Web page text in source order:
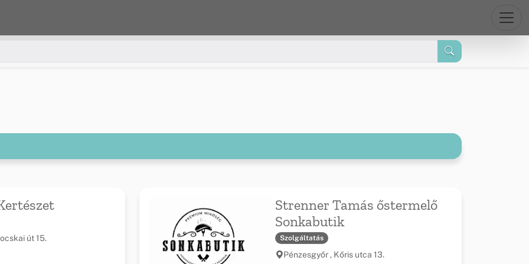
út 15.
Strenner Tamás őstermelő
Sonkabutik
Szolgáltatás
Pénzesgyőr , Kőris utca 13.